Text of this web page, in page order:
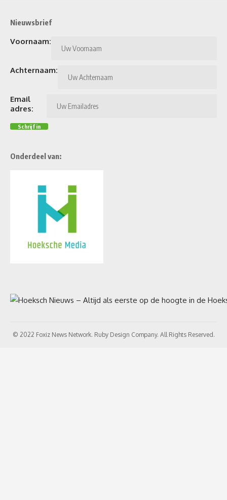
Nieuwsbrief
Voornaam:
Achternaam:
Email
adres:
Onderdeel van:
© 2022 Foxiz News Network. Ruby Design Company. All Rights Reserved.